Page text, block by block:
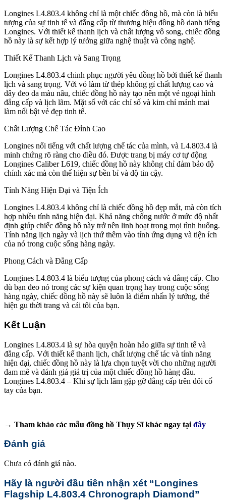
Longines L4.803.4 không chỉ là một chiếc đồng hồ, mà còn là biểu
tượng của sự tinh tế và đẳng cấp từ thương hiệu đồng hồ danh tiếng
Longines. Với thiết kế thanh lịch và chất lượng vô song, chiếc đồng
hồ này là sự kết hợp lý tưởng giữa nghệ thuật và công nghệ.
Thiết Kế Thanh Lịch và Sang Trọng
Longines L4.803.4 chinh phục người yêu đồng hồ bởi thiết kế thanh
lịch và sang trọng. Với vỏ làm từ thép không gỉ chất lượng cao và
dây đeo da màu nâu, chiếc đồng hồ này tạo nên một vẻ ngoại hình
đẳng cấp và lịch lãm. Mặt số với các chỉ số và kim chỉ mảnh mai
làm nổi bật vẻ đẹp tinh tế.
Chất Lượng Chế Tác Đỉnh Cao
Longines nổi tiếng với chất lượng chế tác của mình, và L4.803.4 là
minh chứng rõ ràng cho điều đó. Được trang bị máy cơ tự động
Longines Caliber L619, chiếc đồng hồ này không chỉ đảm bảo độ
chính xác mà còn thể hiện sự bền bỉ và độ tin cậy.
Tính Năng Hiện Đại và Tiện Ích
Longines L4.803.4 không chỉ là chiếc đồng hồ đẹp mắt, mà còn tích
hợp nhiều tính năng hiện đại. Khả năng chống nước ở mức độ nhất
định giúp chiếc đồng hồ này trở nên linh hoạt trong mọi tình huống.
Tính năng lịch ngày và lịch thứ thêm vào tính ứng dụng và tiện ích
của nó trong cuộc sống hàng ngày.
Phong Cách và Đẳng Cấp
Longines L4.803.4 là biểu tượng của phong cách và đẳng cấp. Cho
dù bạn đeo nó trong các sự kiện quan trọng hay trong cuộc sống
hàng ngày, chiếc đồng hồ này sẽ luôn là điểm nhấn lý tưởng, thể
hiện gu thời trang và cái tôi của bạn.
Kết Luận
Longines L4.803.4 là sự hòa quyện hoàn hảo giữa sự tinh tế và
đẳng cấp. Với thiết kế thanh lịch, chất lượng chế tác và tính năng
hiện đại, chiếc đồng hồ này là lựa chọn tuyệt vời cho những người
đam mê và đánh giá giá trị của một chiếc đồng hồ hàng đầu.
Longines L4.803.4 – Khi sự lịch lãm gặp gỡ đẳng cấp trên đôi cổ
tay của bạn.
→ Tham khảo các mẫu đồng hồ Thụy Sĩkhác ngay tại đây
Đánh giá
Chưa có đánh giá nào.
Hãy là người đầu tiên nhận xét “Longines
Flagship L4.803.4 Chronograph Diamond”